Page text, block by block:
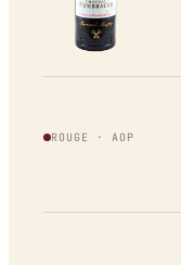
ROUGE · AOP